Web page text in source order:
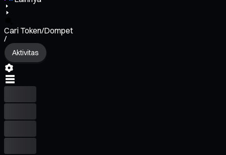
Cari Token/Dompet
/
Aktivitas